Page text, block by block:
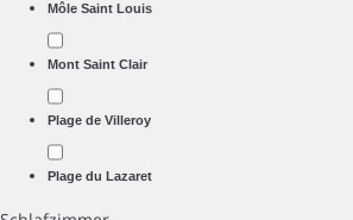
Môle Saint Louis
Mont Saint Clair
Plage de Villeroy
Plage du Lazaret